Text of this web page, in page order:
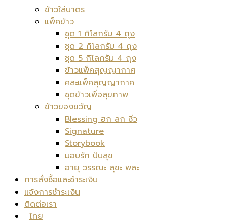
ข้าวใส่บาตร
แพ็คข้าว
ชุด 1 กิโลกรัม 4 ถุง
ชุด 2 กิโลกรัม 4 ถุง
ชุด 5 กิโลกรัม 4 ถุง
ข้าวแพ็คสุญญากาศ
คละแพ็คสุญญากาศ
ชุดข้าวเพื่อสุขภาพ
ข้าวของขวัญ
Blessing ฮก ลก ซิ่ว
Signature
Storybook
มอบรัก ปันสุข
อายุ วรรณะ สุขะ พละ
การสั่งซื้อและชำระเงิน
แจ้งการชำระเงิน
ติดต่อเรา
ไทย